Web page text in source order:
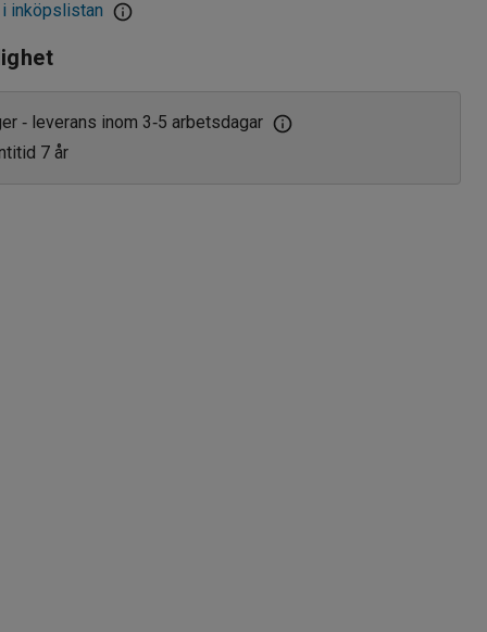
inköpslistan
‑ leverans inom 3‑5 arbetsdagar
7 år